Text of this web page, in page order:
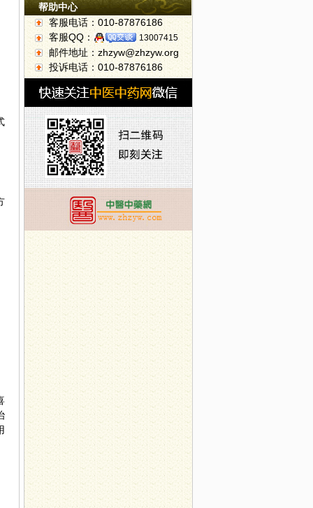
帮助中心
客服电话：010-87876186
客服QQ：
13007415
邮件地址：zhzyw@zhzyw.org
投诉电话：010-87876186